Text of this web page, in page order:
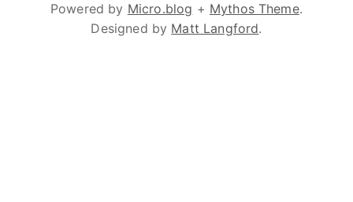
Powered by Micro.blog + Mythos Theme.
Designed by Matt Langford.